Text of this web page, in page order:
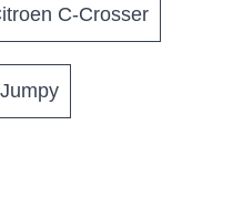
C-Crosser